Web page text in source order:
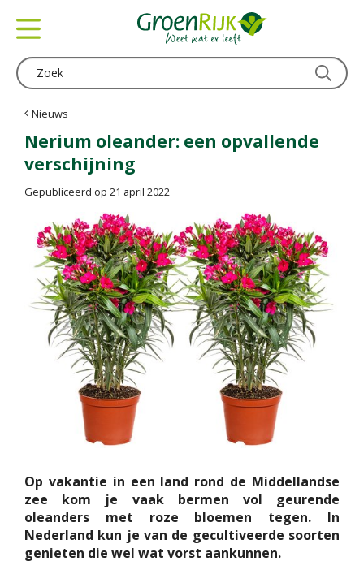
Nieuws
Nerium oleander: een opvallende
verschijning
Gepubliceerd op 21 april 2022
Op vakantie in een land rond de Middellandse
zee kom je vaak bermen vol geurende
oleanders met roze bloemen tegen. In
Nederland kun je van de gecultiveerde soorten
genieten die wel wat vorst aankunnen.